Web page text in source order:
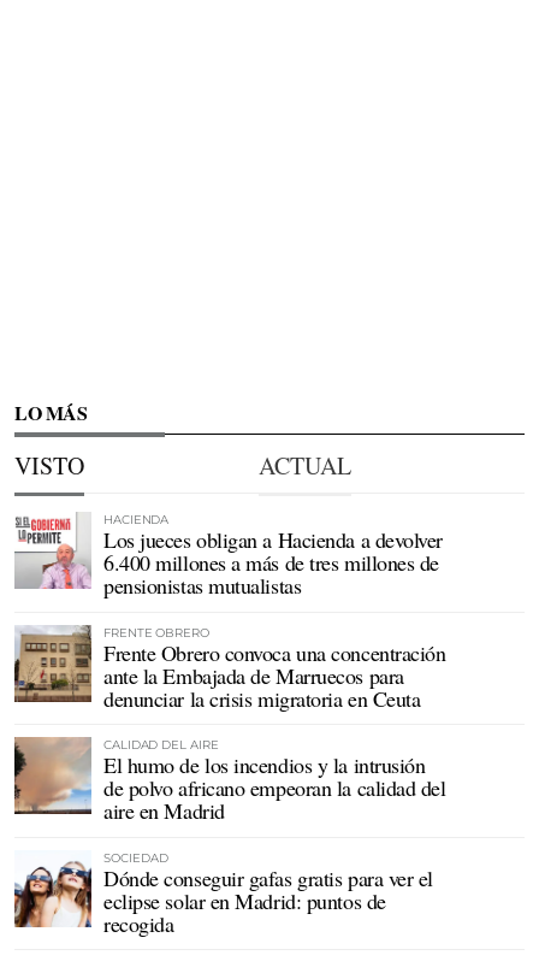
LO MÁS
VISTO ACTUAL
HACIENDA
Los jueces obligan a Hacienda a devolver
6.400 millones a más de tres millones de
pensionistas mutualistas
FRENTE OBRERO
Frente Obrero convoca una concentración
ante la Embajada de Marruecos para
denunciar la crisis migratoria en Ceuta
CALIDAD DEL AIRE
El humo de los incendios y la intrusión
de polvo africano empeoran la calidad del
aire en Madrid
SOCIEDAD
Dónde conseguir gafas gratis para ver el
eclipse solar en Madrid: puntos de
recogida